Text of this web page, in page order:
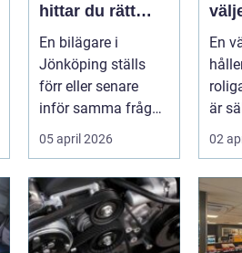
hittar du rätt
hjälp för bilen
En bilägare i
Jönköping ställs
förr eller senare
inför samma fråga:
vilken verkstad tar
bäst hand om...
05 april 2026
En
är
För
02